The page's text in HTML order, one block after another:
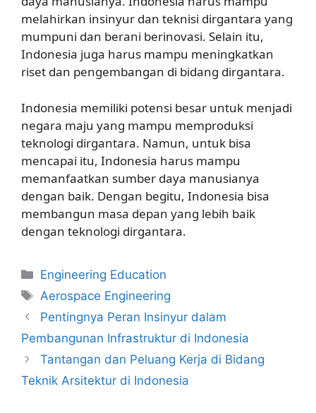
melahirkan insinyur dan teknisi dirgantara yang
mumpuni dan berani berinovasi. Selain itu,
Indonesia juga harus mampu meningkatkan
riset dan pengembangan di bidang dirgantara.
Indonesia memiliki potensi besar untuk menjadi
negara maju yang mampu memproduksi
teknologi dirgantara. Namun, untuk bisa
mencapai itu, Indonesia harus mampu
memanfaatkan sumber daya manusianya
dengan baik. Dengan begitu, Indonesia bisa
membangun masa depan yang lebih baik
dengan teknologi dirgantara.
Kategori
Engineering Education
Tag
Aerospace Engineering
Pentingnya Peran Insinyur dalam
Pembangunan Infrastruktur di Indonesia
Tantangan dan Peluang Kerja di Bidang
Teknik Arsitektur di Indonesia